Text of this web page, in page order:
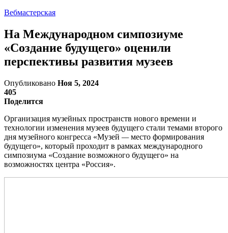
Вебмастерская
На Международном симпозиуме
«Создание будущего» оценили
перспективы развития музеев
Опубликовано Ноя 5, 2024
405
Поделится
Организация музейных пространств нового времени и
технологии изменения музеев будущего стали темами второго
дня музейного конгресса «Музей —место формирования
будущего», который проходит в рамках международного
симпозиума «Создание возможного будущего» на
возможностях центра «Россия».